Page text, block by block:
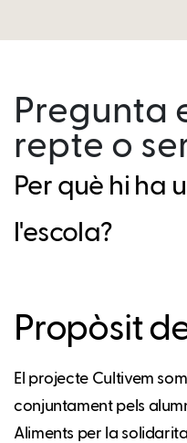
Pregunta
repte o
Per què hi ha
l'escola?
Propòsit
El projecte Cultivem
conjuntament pels
Aliments per la